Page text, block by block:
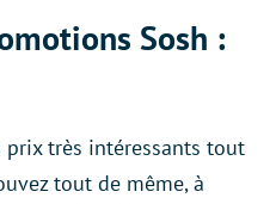
Sosh :
prix très intéressants tout
tout de même, à